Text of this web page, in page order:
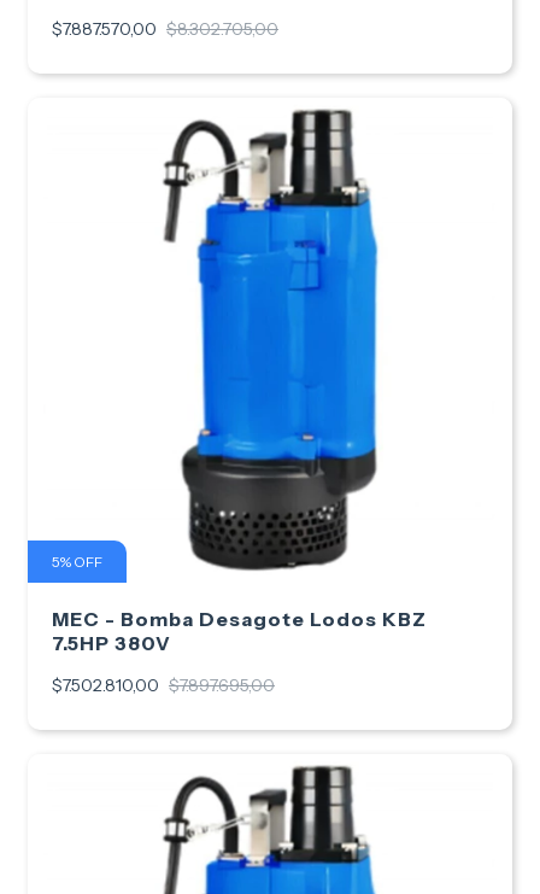
$7.887.570,00 $8.302.705,00
5% OFF
MEC - Bomba Desagote Lodos KBZ
7.5HP 380V
$7.502.810,00 $7.897.695,00